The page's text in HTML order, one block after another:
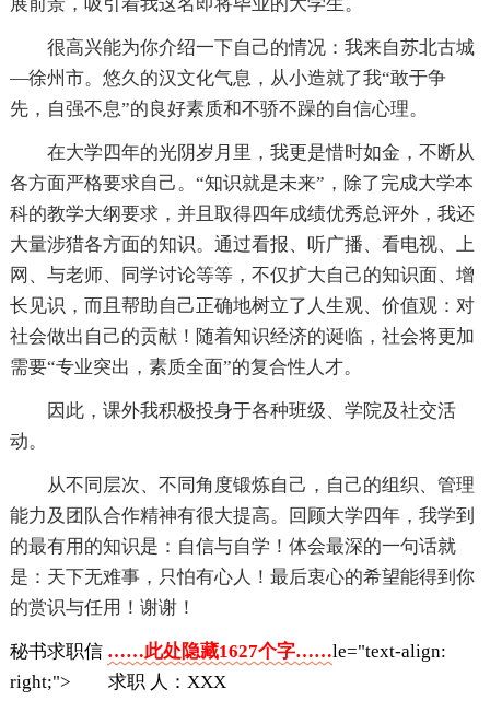
展前景，吸引着我这名即将毕业的大学生。
很高兴能为你介绍一下自己的情况：我来自苏北古城
—徐州市。悠久的汉文化气息，从小造就了我“敢于争
先，自强不息”的良好素质和不骄不躁的自信心理。
在大学四年的光阴岁月里，我更是惜时如金，不断从
各方面严格要求自己。“知识就是未来”，除了完成大学本
科的教学大纲要求，并且取得四年成绩优秀总评外，我还
大量涉猎各方面的知识。通过看报、听广播、看电视、上
网、与老师、同学讨论等等，不仅扩大自己的知识面、增
长见识，而且帮助自己正确地树立了人生观、价值观：对
社会做出自己的贡献！随着知识经济的诞临，社会将更加
需要“专业突出，素质全面”的复合性人才。
因此，课外我积极投身于各种班级、学院及社交活
动。
从不同层次、不同角度锻炼自己，自己的组织、管理
能力及团队合作精神有很大提高。回顾大学四年，我学到
的最有用的知识是：自信与自学！体会最深的一句话就
是：天下无难事，只怕有心人！最后衷心的希望能得到你
的赏识与任用！谢谢！
秘书求职信 ……此处隐藏1627个字……le="text-align:
right;"> 求职 人：XXX